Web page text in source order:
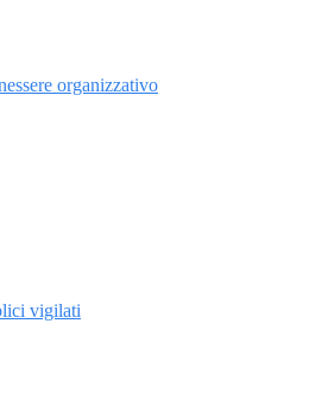
organizzativo
vigilati